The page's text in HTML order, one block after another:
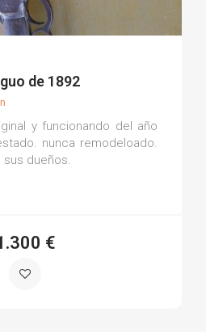
de 1892
y funcionando del año
nunca remodeloado.
dueños.
€